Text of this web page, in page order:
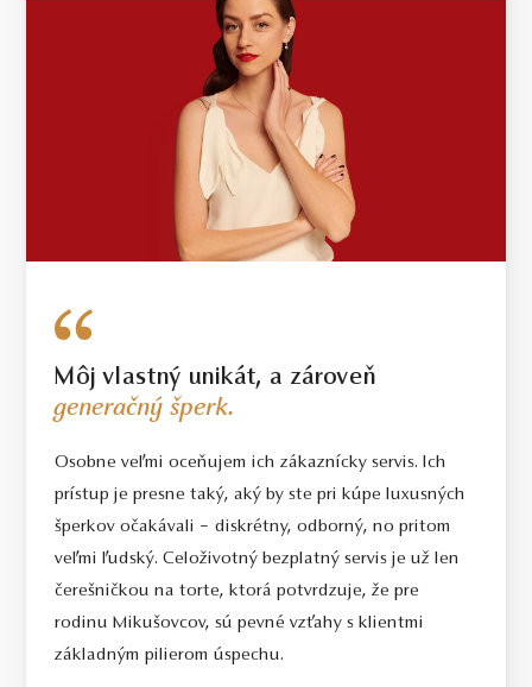
Môj vlastný unikát, a zároveň
generačný šperk.
Osobne veľmi oceňujem ich zákaznícky servis. Ich
prístup je presne taký, aký by ste pri kúpe luxusných
šperkov očakávali – diskrétny, odborný, no pritom
veľmi ľudský. Celoživotný bezplatný servis je už len
čerešničkou na torte, ktorá potvrdzuje, že pre
rodinu Mikušovcov, sú pevné vzťahy s klientmi
základným pilierom úspechu.